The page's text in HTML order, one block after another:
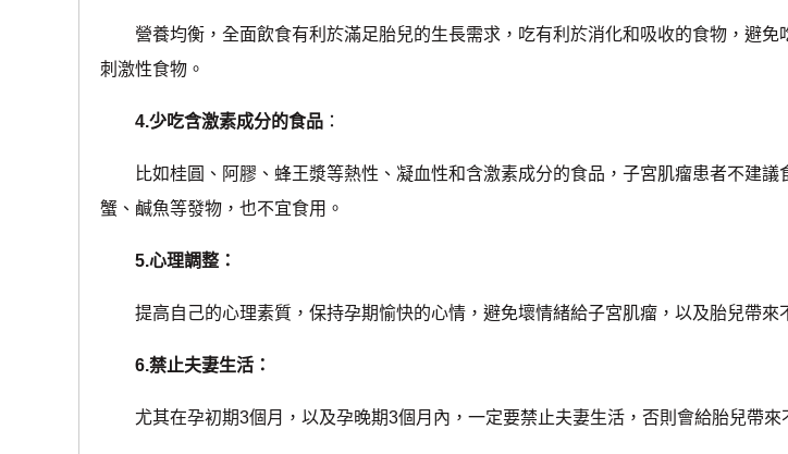
營養均衡，全面飲食有利於滿足胎兒的生長需求，吃有利於消化和吸收的食物，避免
刺激性食物。
4.少吃含激素成分的食品 ：
比如桂圓、阿膠、蜂王漿等熱性、凝血性和含激素成分的食品，子宮肌瘤患者不建議
蟹、鹹魚等發物，也不宜食用。
5.心理調整：
提高自己的心理素質，保持孕期愉快的心情，避免壞情緒給子宮肌瘤，以及胎兒帶來
6.禁止夫妻生活：
尤其在孕初期3個月，以及孕晚期3個月內，一定要禁止夫妻生活，否則會給胎兒帶來